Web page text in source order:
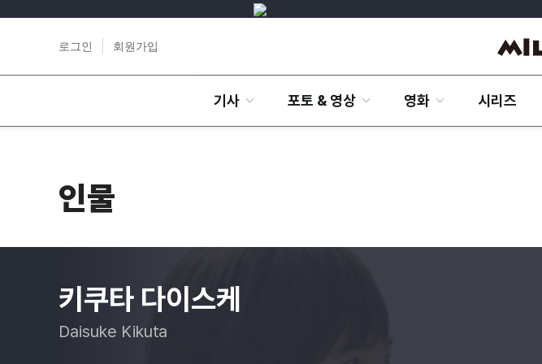
로그인 회원가입
기사 포토 & 영상 영화 시리즈
인물
키쿠타 다이스케
Daisuke Kikuta